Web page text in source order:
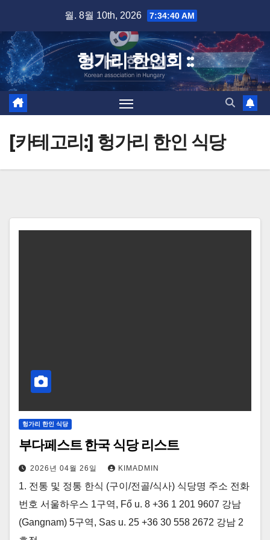
content
월. 8월 10th, 2026 7:34:41 AM
헝가리 한인회 ::
[카테고리:] 헝가리 한인 식당
헝가리 한인 식당
부다페스트 한국 식당 리스트
2026년 04월 26일 KIMADMIN
1. 전통 및 정통 한식 (구이/전골/식사) 식당명 주소 전화
번호 서울하우스 1구역, Fő u. 8 +36 1 201 9607 강남
(Gangnam) 5구역, Sas u. 25 +36 30 558 2672 강남 2